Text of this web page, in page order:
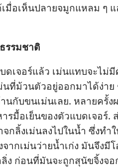
มื่อ​เห็น​ปลาย​จมูก​แหลม ๆ
รรมชาติ
เจอร์​แล้ว เม่น​แทบ​จะ​ไม่​
น​ที่​ม้วน​ตัว​อยู่​ออก​มา​ได้​ง่าย
น​กับ​ขน​เม่น​เลย. หลาย​ครั้ง​
ร​มื้อ​เย็น​ของ​ตัว​แบดเจอร์.
กลิ้ง​เม่น​ลง​ไป​ใน​น้ำ ซึ่ง​ทำ​
าก​เม่น​ว่าย​น้ำ​เก่ง มัน​จึง​มี​
ง ก่อน​ที่​มัน​จะ​ถูก​สุนัข​จิ้งจ